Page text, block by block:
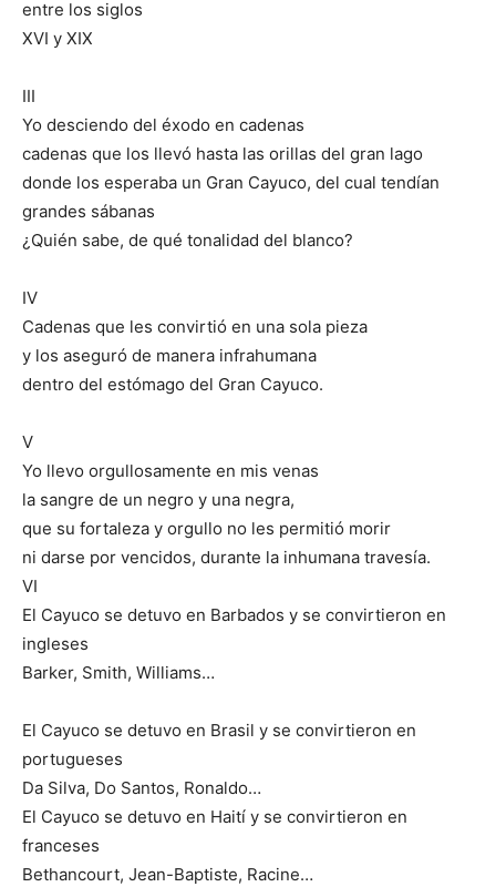
entre los siglos
XVI y XIX
III
Yo desciendo del éxodo en cadenas
cadenas que los llevó hasta las orillas del gran lago
donde los esperaba un Gran Cayuco, del cual tendían
grandes sábanas
¿Quién sabe, de qué tonalidad del blanco?
IV
Cadenas que les convirtió en una sola pieza
y los aseguró de manera infrahumana
dentro del estómago del Gran Cayuco.
V
Yo llevo orgullosamente en mis venas
la sangre de un negro y una negra,
que su fortaleza y orgullo no les permitió morir
ni darse por vencidos, durante la inhumana travesía.
VI
El Cayuco se detuvo en Barbados y se convirtieron en
ingleses
Barker, Smith, Williams…
El Cayuco se detuvo en Brasil y se convirtieron en
portugueses
Da Silva, Do Santos, Ronaldo…
El Cayuco se detuvo en Haití y se convirtieron en
franceses
Bethancourt, Jean-Baptiste, Racine…